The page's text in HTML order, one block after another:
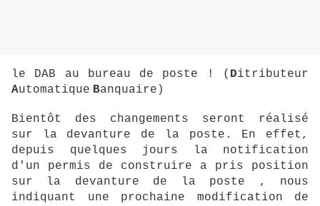
le DAB au bureau de poste ! ( Ditributeur
Automatique Banquaire)
Bientôt des changements seront réalisé
sur la devanture de la poste. En effet,
depuis quelques jours la notification
d'un permis de construire a pris position
sur la devanture de la poste , nous
indiquant une prochaine modification de